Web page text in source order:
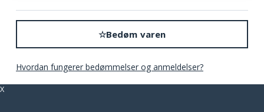
☆Bedøm varen
Hvordan fungerer bedømmelser og anmeldelser?
X